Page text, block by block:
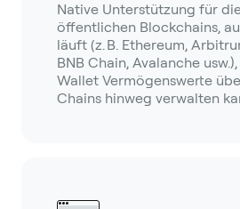
Native Unterstützung für
öffentlichen Blockchains,
läuft (z. B. Ethereum,
BNB Chain, Avalanche
Wallet Vermögenswerte
Chains hinweg verwalten